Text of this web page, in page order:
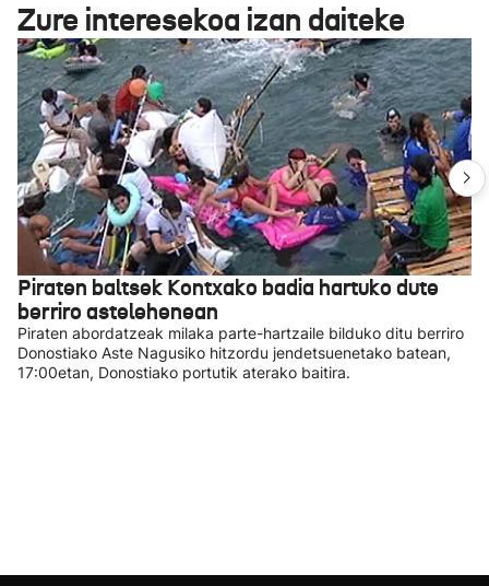
Zure interesekoa izan daiteke
Piraten baltsek Kontxako badia hartuko dute
berriro astelehenean
Piraten abordatzeak milaka parte-hartzaile bilduko ditu berriro
Donostiako Aste Nagusiko hitzordu jendetsuenetako batean,
17:00etan, Donostiako portutik aterako baitira.